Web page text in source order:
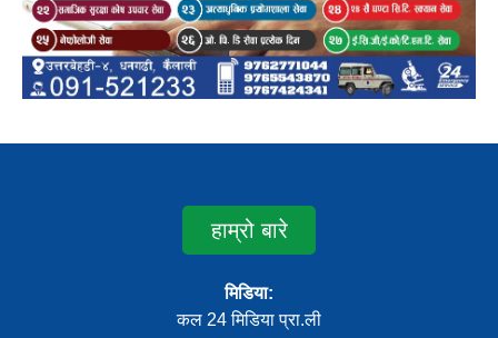
हाम्रो बारे
मिडिया:
कल 24 मिडिया प्रा.ली